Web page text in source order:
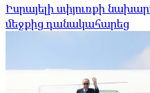
Իսրայելի սփյուռքի
մեջքից դանակահարեց